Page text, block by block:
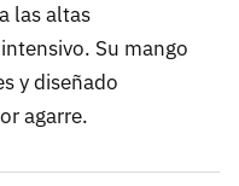
a las altas
Su mango
y diseñado
agarre.